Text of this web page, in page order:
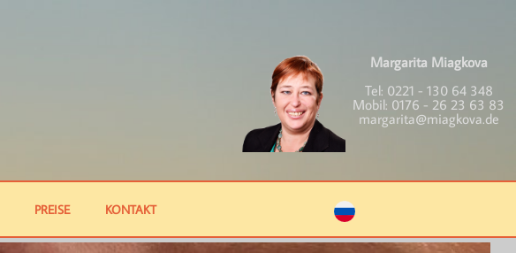
Margarita Miagkova
Tel: 0221 - 130 64 348
Mobil: 0176 - 26 23 63 83
margarita@miagkova.de
PREISE KONTAKT